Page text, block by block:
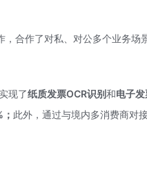
合作了对私、对公多个业务场
现了纸质发票OCR识别和电子
此外，通过与境内多消费商对